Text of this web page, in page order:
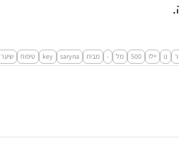
נו יילו 500 מל - מבית saryna
key טיפוח שיער